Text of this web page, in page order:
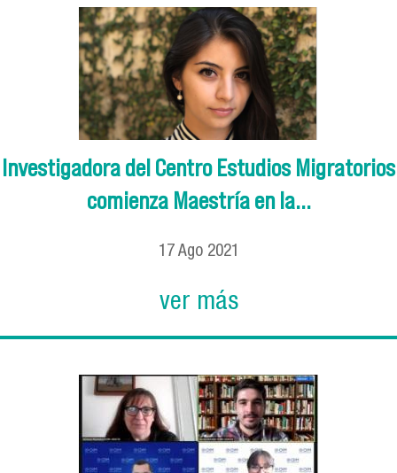
Investigadora del Centro Estudios Migratorios
comienza Maestría en la...
17 Ago 2021
ver más